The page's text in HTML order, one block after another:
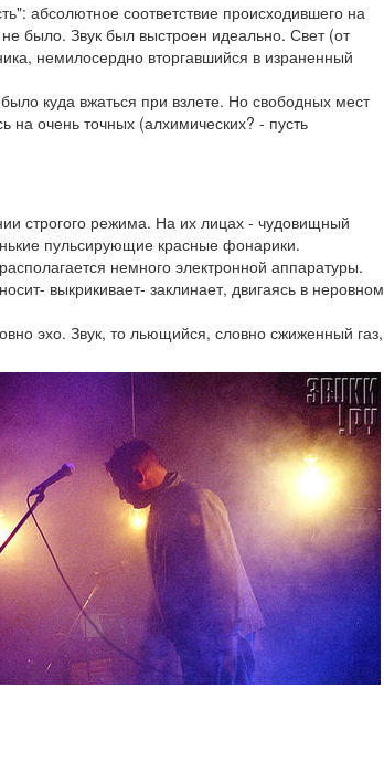
абсолютное соответствие происходившего на
было. Звук был выстроен идеально. Свет (от
немилосердно вторгавшийся в израненный
куда вжаться при взлете. Но свободных мест
на очень точных (алхимических? - пусть
строгого режима. На их лицах - чудовищный
пульсирующие красные фонарики.
немного электронной аппаратуры.
выкрикивает- заклинает, двигаясь в неровном
эхо. Звук, то льющийся, словно сжиженный газ,